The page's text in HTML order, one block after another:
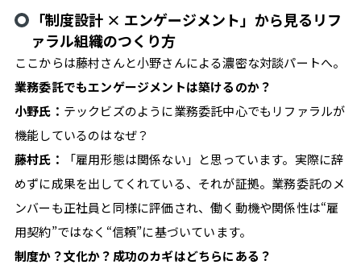
の
自
由"を
支
え
る
情
報
発
信
サ
イ
「制度設計 × エンゲージメント」から見るリフ
ァラル組織のつくり方
ここからは藤村さんと小野さんによる濃密な対談パートへ。
業務委託でもエンゲージメントは築けるのか？
小野氏： テックビズのように業務委託中心でもリファラルが
機能しているのはなぜ？
藤村氏：
「雇用形態は関係ない」と思っています。実際に辞
めずに成果を出してくれている、それが証拠。業務委託のメ
ンバーも正社員と同様に評価され、働く動機や関係性は“雇
用契約”ではなく“信頼”に基づいています。
制度か？文化か？成功のカギはどちらにある？